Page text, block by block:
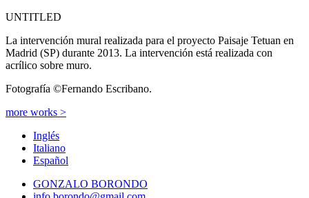
UNTITLED
La intervención mural realizada para el proyecto Paisaje Tetuan en
Madrid (SP) durante 2013. La intervención está realizada con
acrílico sobre muro.
Fotografía ©Fernando Escribano.
more works >
Inglés
Italiano
Español
GONZALO BORONDO